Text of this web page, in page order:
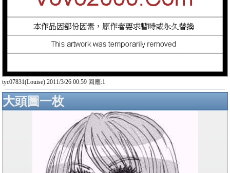
tyc07831(Louise) 2011/3/26 00:59 回應:1
大頭圖一枚